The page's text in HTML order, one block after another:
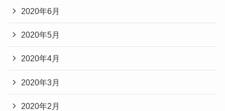
2020年6月
2020年5月
2020年4月
2020年3月
2020年2月